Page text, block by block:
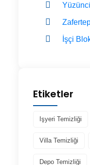
İşçi
Etiketler
Işyeri Temizliği
Villa Temizliği
Depo Temizliği